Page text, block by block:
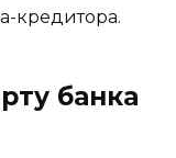
кредитора.
банка